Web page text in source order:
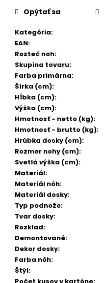
Kategória:
EAN:
Rozteč noh:
Skupina tovaru:
Farba primárna:
Šírka (cm):
Hĺbka (cm):
Výška (cm):
Hmotnosť - netto (kg):
Hmotnosť - brutto (kg):
Hrúbka dosky (cm):
Rozmer nohy (cm):
Svetlá výška (cm):
Materiál:
Materiál nôh:
Materiál dosky:
Typ podnože:
Tvar dosky:
Rozklad:
Demontované:
Dekor dosky:
Farba nôh:
Štýl:
Počet kusov v kartóne:
Opýtať sa